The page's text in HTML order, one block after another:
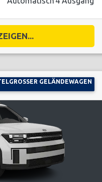
GELÄNDEWAGEN